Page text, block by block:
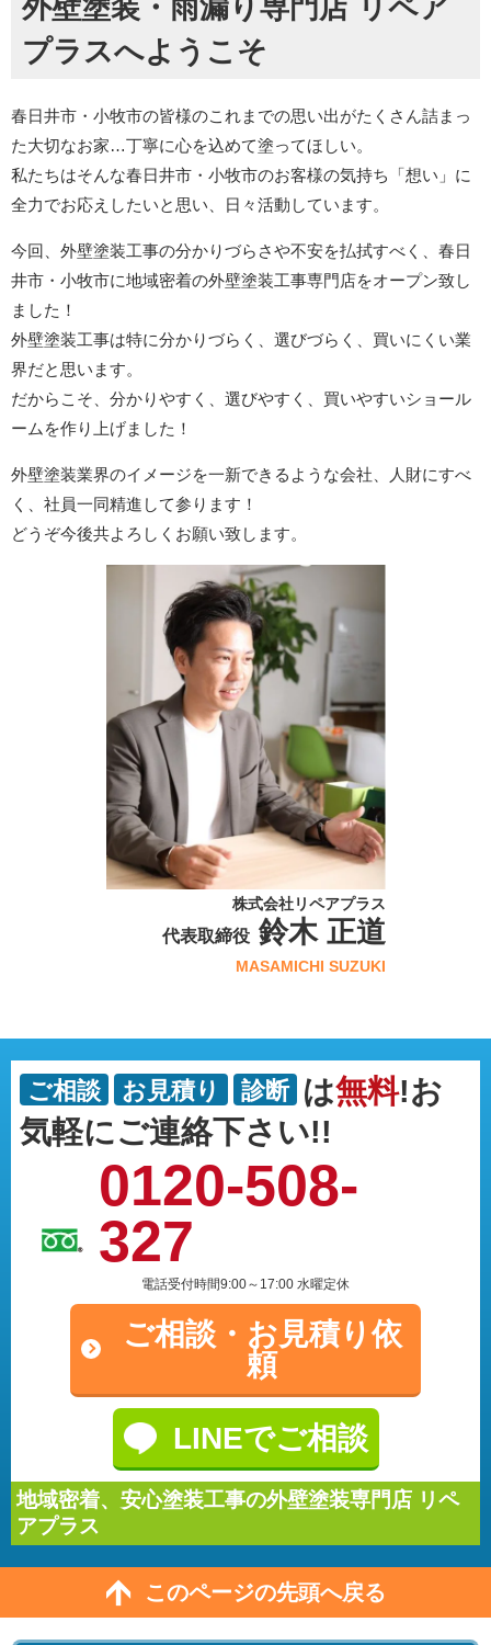
外壁塗装・雨漏り専門店 リペア
プラスへようこそ
春日井市・小牧市の皆様のこれまでの思い出がたくさん詰まっ
た大切なお家…丁寧に心を込めて塗ってほしい。
私たちはそんな春日井市・小牧市のお客様の気持ち「想い」に
全力でお応えしたいと思い、日々活動しています。
今回、外壁塗装工事の分かりづらさや不安を払拭すべく、春日
井市・小牧市に地域密着の外壁塗装工事専門店をオープン致し
ました！
外壁塗装工事は特に分かりづらく、選びづらく、買いにくい業
界だと思います。
だからこそ、分かりやすく、選びやすく、買いやすいショール
ームを作り上げました！
外壁塗装業界のイメージを一新できるような会社、人財にすべ
く、社員一同精進して参ります！
どうぞ今後共よろしくお願い致します。
株式会社リペアプラス
代表取締役鈴木 正道
MASAMICHI SUZUKI
ご相談 お見積り 診断 は無料!お
気軽にご連絡下さい!!
0120-508-
327
電話受付時間9:00～17:00 水曜定休
ご相談・ お見積り依
頼
LINEでご相談
地域密着、安心塗装工事の外壁塗装専門店 リペ
アプラス
このページの先頭へ戻る